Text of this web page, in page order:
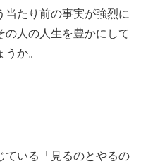
たり前の事実が強烈に
人の人生を豊かにして
か。
ている「見るのとやるの